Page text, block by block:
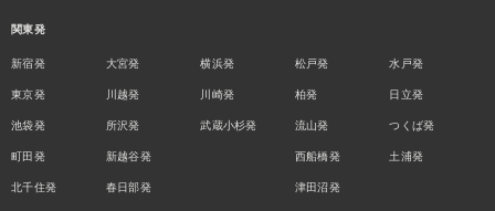
関東発
新宿発
東京発
池袋発
町田発
北千住発
大宮発
川越発
所沢発
新越谷発
春日部発
横浜発
川崎発
武蔵小杉発
松戸発
柏発
流山発
西船橋発
津田沼発
水戸発
日立発
つくば発
土浦発